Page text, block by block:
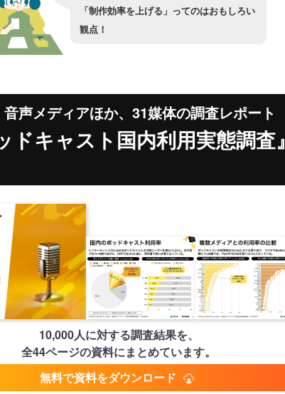
「制作効率を上げる」ってのはおもしろい
観点！
声メディアほか、31媒体の調査レポート
ドキャスト国内利用実態調査』
10,000人に対する調査結果を、
全44ページの資料にまとめています。
無料で資料をダウンロード